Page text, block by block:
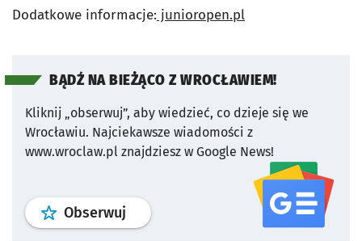
Dodatkowe informacje: junioropen.pl
BĄDŹ NA BIEŻĄCO Z WROCŁAWIEM!
Kliknij „obserwuj”, aby wiedzieć, co dzieje się we
Wrocławiu. Najciekawsze wiadomości z
www.wroclaw.pl znajdziesz w Google News!
Obserwuj profil serwisu